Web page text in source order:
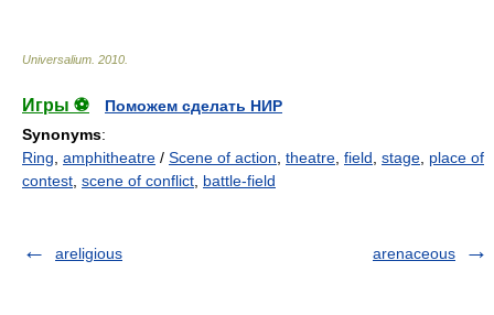
Universalium 2010
Игры ⚽
Поможем сделать НИР
Synonyms:
Ring amphitheatre / Scene of action theatre field stage place of
contest scene of conflict battle-field
areligious arenaceous